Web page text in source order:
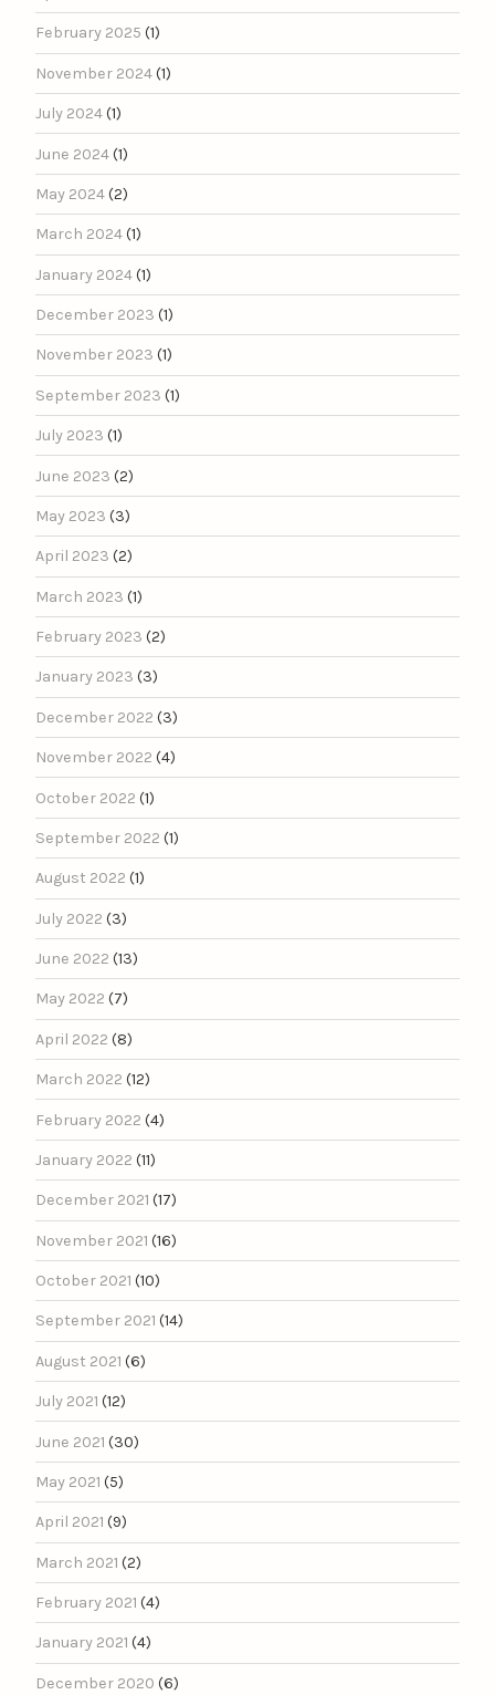
February 2025 (1)
November 2024(1)
July 2024(1)
June 2024(1)
May 2024(2)
March 2024(1)
January 2024(1)
December 2023 (1)
November 2023 (1)
September 2023 (1)
July 2023 (1)
June 2023 (2)
May 2023 (3)
April 2023 (2)
March 2023 (1)
February 2023 (2)
January 2023 (3)
December 2022 (3)
November 2022 (4)
October 2022 (1)
September 2022 (1)
August 2022 (1)
July 2022 (3)
June 2022 (13)
May 2022 (7)
April 2022 (8)
March 2022 (12)
February 2022 (4)
January 2022 (11)
December 2021 (17)
November 2021 (16)
October 2021 (10)
September 2021 (14)
August 2021 (6)
July 2021 (12)
June 2021 (30)
May 2021 (5)
April 2021 (9)
March 2021 (2)
February 2021 (4)
January 2021 (4)
December 2020 (6)